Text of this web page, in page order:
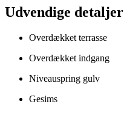
Udvendige detaljer
Overdækket terrasse
Overdækket indgang
Niveauspring gulv
Gesims